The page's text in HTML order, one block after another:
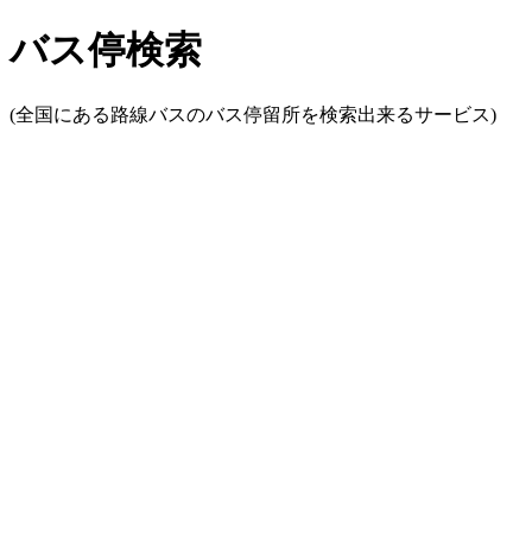
バス停検索
(全国にある路線バスのバス停留所を検索出来るサービス)